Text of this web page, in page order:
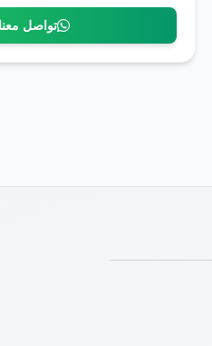
تواصل معنا